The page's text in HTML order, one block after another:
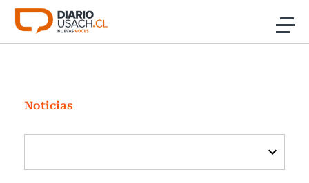
Click acá para ir directamente al contenido
Investigación
Cultura
Programas Radio y TV Usach
Noticias